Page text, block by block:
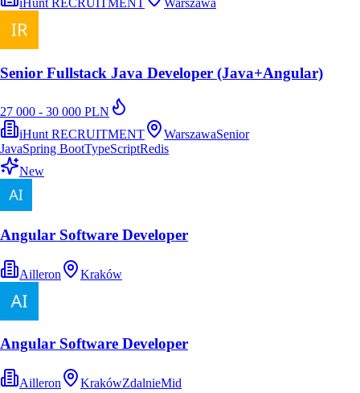
Senior Fullstack Java Developer (Java+Angular)
27 000 - 30 000 PLN
iHunt RECRUITMENT
WarszawaSenior
JavaSpring BootTypeScriptRedis
New
Angular Software Developer
Ailleron Kraków
Angular Software Developer
Ailleron KrakówZdalnieMid